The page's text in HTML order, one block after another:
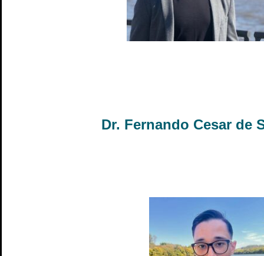
Dr. Fernando Cesar de